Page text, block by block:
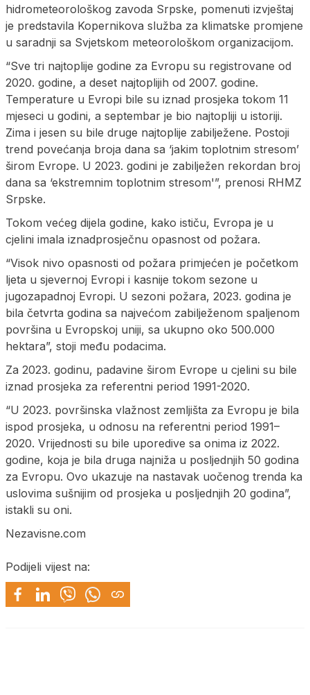
hidrometeorološkog zavoda Srpske, pomenuti izvještaj
je predstavila Kopernikova služba za klimatske promjene
u saradnji sa Svjetskom meteorološkom organizacijom.
“Sve tri najtoplije godine za Evropu su registrovane od
2020. godine, a deset najtoplijih od 2007. godine.
Temperature u Evropi bile su iznad prosjeka tokom 11
mjeseci u godini, a septembar je bio najtopliji u istoriji.
Zima i jesen su bile druge najtoplije zabilježene. Postoji
trend povećanja broja dana sa ‘jakim toplotnim stresom’
širom Evrope. U 2023. godini je zabilježen rekordan broj
dana sa ‘ekstremnim toplotnim stresom'”, prenosi RHMZ
Srpske.
Tokom većeg dijela godine, kako ističu, Evropa je u
cjelini imala iznadprosječnu opasnost od požara.
“Visok nivo opasnosti od požara primjećen je početkom
ljeta u sjevernoj Evropi i kasnije tokom sezone u
jugozapadnoj Evropi. U sezoni požara, 2023. godina je
bila četvrta godina sa najvećom zabilježenom spaljenom
površina u Evropskoj uniji, sa ukupno oko 500.000
hektara”, stoji među podacima.
Za 2023. godinu, padavine širom Evrope u cjelini su bile
iznad prosjeka za referentni period 1991-2020.
“U 2023. površinska vlažnost zemljišta za Evropu je bila
ispod prosjeka, u odnosu na referentni period 1991–
2020. Vrijednosti su bile uporedive sa onima iz 2022.
godine, koja je bila druga najniža u posljednjih 50 godina
za Evropu. Ovo ukazuje na nastavak uočenog trenda ka
uslovima sušnijim od prosjeka u posljednjih 20 godina”,
istakli su oni.
Nezavisne.com
Podijeli vijest na: